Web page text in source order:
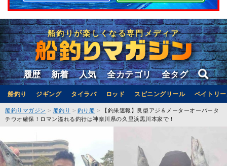
船釣りが楽しくなる専門メディア
履歴 新着 人気 全カテゴリ 全タグ
船釣り ジギング タイラバ ロッド スピニングリール ベイトリ
船釣りマガジン 船釣り 釣り船
【釣果速報】良型アジ＆メーターオーバータ
チウオ確保！ロマン溢れる釣行は神奈川県の久里浜黒川本家で！